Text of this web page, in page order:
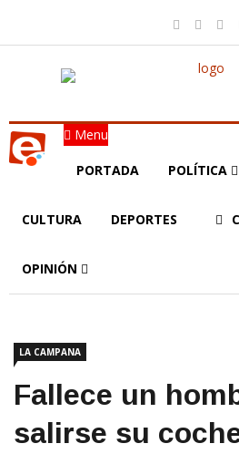
Menu
PORTADA POLÍTICA
CULTURA DEPORTES
OPINIÓN
LA CAMPANA
Fallece un
salirse su